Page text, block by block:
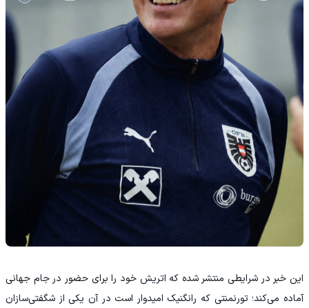
این خبر در شرایطی منتشر شده که اتریش خود را برای حضور در جام جهانی
آماده می‌کند؛ تورنمنتی که رانگنیک امیدوار است در آن یکی از شگفتی‌سازان